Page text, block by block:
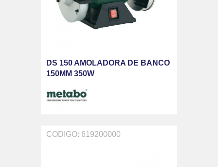
DS 150 AMOLADORA DE BANCO
150MM 350W
CODIGO: 619200000